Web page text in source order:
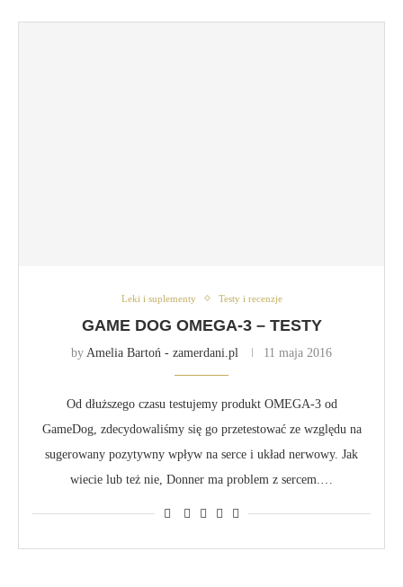
Leki i suplementy Testy i recenzje
GAME DOG OMEGA-3 – TESTY
by Amelia Bartoń - zamerdani.pl 11 maja 2016
Od dłuższego czasu testujemy produkt OMEGA-3 od
GameDog, zdecydowaliśmy się go przetestować ze względu na
sugerowany pozytywny wpływ na serce i układ nerwowy. Jak
wiecie lub też nie, Donner ma problem z sercem.…